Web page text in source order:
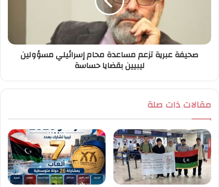
صحيفة عبرية تزعم مساعدة محام إسرائيلي مسؤولين
ليبيين بقضايا حساسة
مقالات ذات صلة